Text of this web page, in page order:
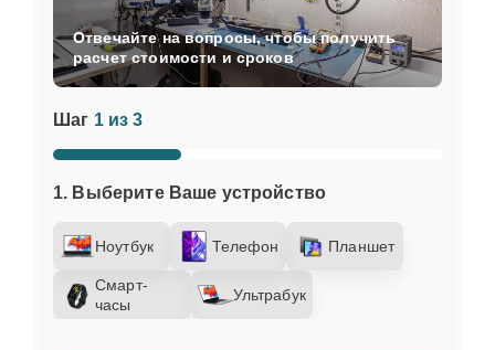
Шаг 1 из 3
1. Выберите Ваше устройство
Ноутбук Телефон Планшет
Смарт-
часы
Ультрабук
Отвечайте на вопросы, чтобы получить
расчет стоимости и сроков